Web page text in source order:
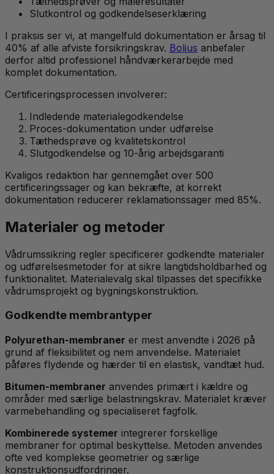
Slutkontrol og godkendelseserklæring
I praksis ser vi, at mangelfuld dokumentation er årsag til
40% af alle afviste forsikringskrav. Bolius anbefaler
derfor altid professionel håndværkerarbejde med
komplet dokumentation.
Certificeringsprocessen involverer:
Indledende materialegodkendelse
Proces-dokumentation under udførelse
Tæthedsprøve og kvalitetskontrol
Slutgodkendelse og 10-årig arbejdsgaranti
Kvaligos redaktion har gennemgået over 500
certificeringssager og kan bekræfte, at korrekt
dokumentation reducerer reklamationssager med 85%.
Materialer og metoder
Vådrumssikring regler specificerer godkendte materialer
og udførelsesmetoder for at sikre langtidsholdbarhed og
funktionalitet. Materialevalg skal tilpasses det specifikke
vådrumsprojekt og bygningskonstruktion.
Godkendte membrantyper
Polyurethan-membraner er mest anvendte i 2026 på
grund af fleksibilitet og nem anvendelse. Materialet
påføres flydende og hærder til en elastisk, vandtæt hud.
Bitumen-membraner anvendes primært i kældre og
områder med særlige belastningskrav. Materialet kræver
varmebehandling og specialiseret fagfolk.
Kombinerede systemer integrerer forskellige
membraner for optimal beskyttelse. Metoden anvendes
ofte ved komplekse geometrier og særlige
konstruktionsudfordringer.